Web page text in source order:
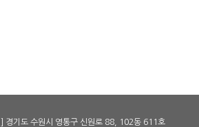
경기도 수원시 영통구 신원로 88, 102동 611호